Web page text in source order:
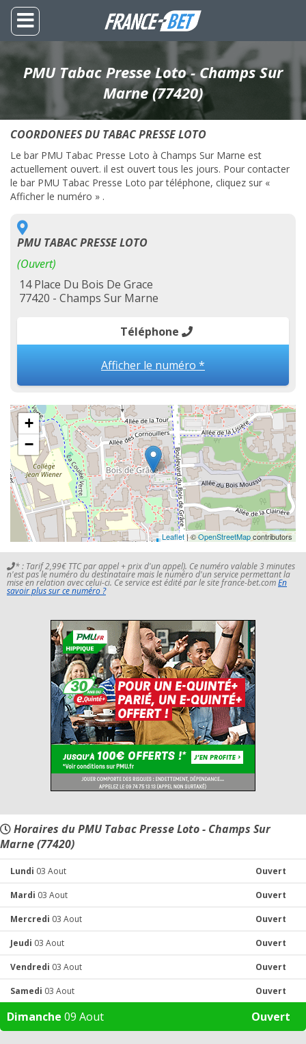
PMU Tabac Presse Loto - Champs Sur
Marne (77420)
COORDONEES DU TABAC PRESSE LOTO
Le bar PMU Tabac Presse Loto à Champs Sur Marne est
actuellement ouvert. il est ouvert tous les jours. Pour contacter
le bar PMU Tabac Presse Loto par téléphone, cliquez sur «
Afficher le numéro » .
PMU TABAC PRESSE LOTO
(Ouvert)
14 Place Du Bois De Grace
77420 - Champs Sur Marne
Téléphone
Afficher le numéro *
+
−
Leaflet| ©OpenStreetMapcontributors
* : Tarif 2,99€ TTC par appel + prix d'un appel). Ce numéro valable 3 minutes
n'est pas le numéro du destinataire mais le numéro d'un service permettant la
mise en relation avec celui-ci. Ce service est édité par le site france-bet.comEn
savoir plus sur ce numéro ?
Horaires du PMU Tabac Presse Loto - Champs Sur
Marne (77420)
Lundi 03 Aout Ouvert
Mardi 03 Aout Ouvert
Mercredi 03 Aout Ouvert
Jeudi 03 Aout Ouvert
Vendredi 03 Aout Ouvert
Samedi 03 Aout Ouvert
Dimanche 09 Aout Ouvert